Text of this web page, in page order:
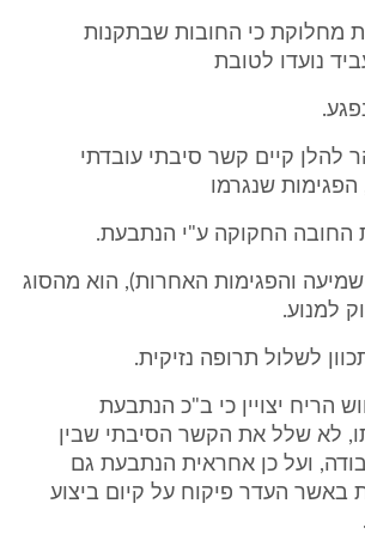
מחלוקת כי החובות שבתקנות
נועדו לטובת
להלן קיים קשר סיבתי עובדתי
הפגימות שנגרמו
החובה החקוקה ע"י הנתבעת.
שמיעה והפגימות האחרות), הוא מהסוג
למנוע.
הריח יצויין כי ב"כ הנתבעת
לא שלל את הקשר הסיבתי שבין
ועל כן אחראית הנתבעת גם
באשר העדר פיקוח על קיום ביצוע